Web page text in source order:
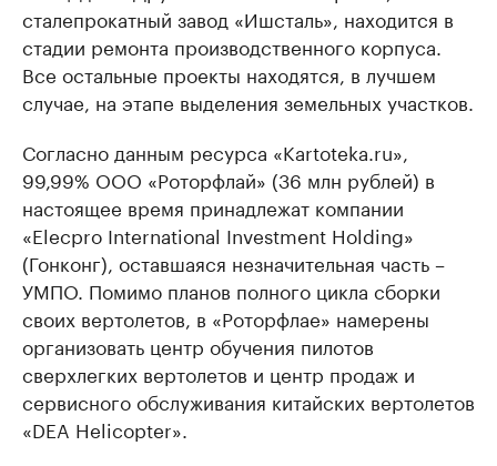
сталепрокатный завод «Ишсталь», находится в
стадии ремонта производственного корпуса.
Все остальные проекты находятся, в лучшем
случае, на этапе выделения земельных участков.
Согласно данным ресурса «Kartoteka.ru»,
99,99% ООО «Роторфлай» (36 млн рублей) в
настоящее время принадлежат компании
«Elecpro International Investment Holding»
(Гонконг), оставшаяся незначительная часть –
УМПО. Помимо планов полного цикла сборки
своих вертолетов, в «Роторфлае» намерены
организовать центр обучения пилотов
сверхлегких вертолетов и центр продаж и
сервисного обслуживания китайских вертолетов
«DEA Helicopter».